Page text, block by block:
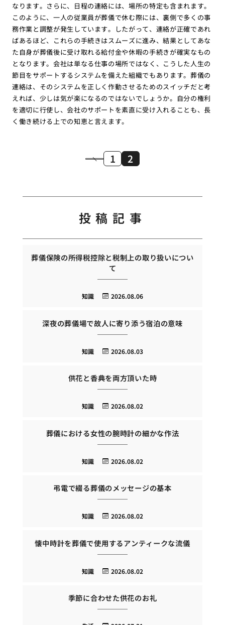
なります。さらに、日程の連絡には、場所の特定も含まれます。
このように、一人の従業員が葬儀で休む際には、裏側で多くの事
務作業と調整が発生しています。したがって、連絡が正確であれ
ばあるほど、これらの手続きはスムーズに進み、結果としてあな
た自身が葬儀後に受け取れる給付金や休暇の手続きが確実なもの
となります。会社は単なる仕事の場所ではなく、こうした人生の
節目をサポートするシステムを備えた組織でもあります。葬儀の
連絡は、そのシステムを正しく作動させるためのスイッチだと考
えれば、少しは気が楽になるのではないでしょうか。自分の権利
を適切に行使し、会社のサポートを素直に受け入れることも、長
く働き続ける上での知恵と言えます。
1 2
投稿記事
葬儀保険の所得税控除と税制上の取り扱いについ
て
2026.08.06
知識
深夜の葬儀場で故人に寄り添う宿泊の意味
2026.08.03
知識
供花と香典を両方頂いた時
2026.08.02
知識
葬儀における女性の腕時計の細かな作法
2026.08.02
知識
弔電で綴る葬儀のメッセージの基本
2026.08.02
知識
懐中時計を葬儀で使用するアンティークな流儀
2026.08.02
知識
季節に合わせた供花のお礼